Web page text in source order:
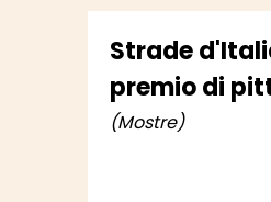
Strade
premio di
(Mostre)